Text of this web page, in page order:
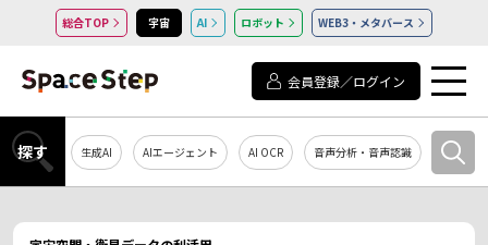
総合TOP 宇宙 AI ロボット WEB3・メタバース
会員登録／ログイン
探す 生成AI AIエージェント AI OCR 音声分析・音声認識 教育・